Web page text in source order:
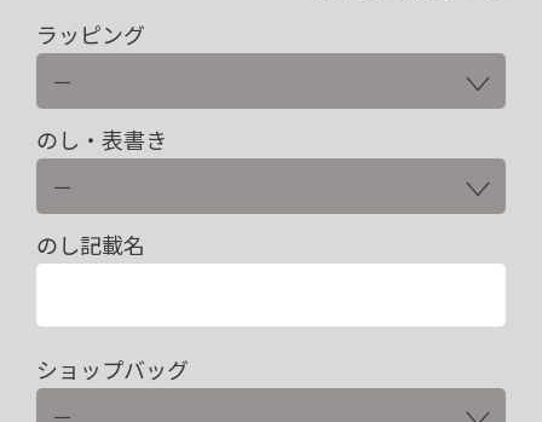
ラッピング
のし・表書き
のし記載名
ショップバッグ